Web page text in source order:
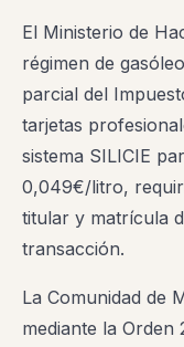
El Ministerio de
régimen de
parcial del
tarjetas
sistema SILICIE
0,049€/litro,
titular y matrícula
transacción.
La Comunidad de
mediante la